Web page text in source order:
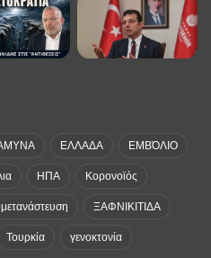
ΕΛΛΑΔΑ ΕΜΒΌΛΙΟ
ΗΠΑ Κορονοϊός
ΞΑΦΝΙΚΙΤΙΔΑ
Τουρκία γενοκτονία